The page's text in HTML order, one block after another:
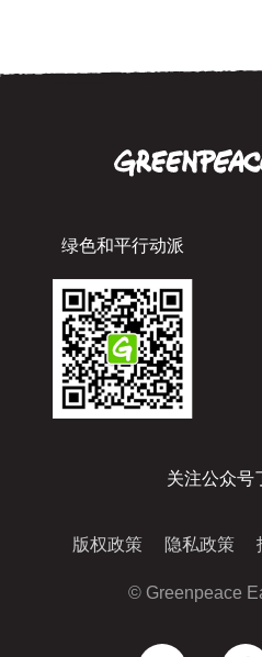
绿色和平行动派
关注公众号
版权政策 隐私政策
© Greenpeace